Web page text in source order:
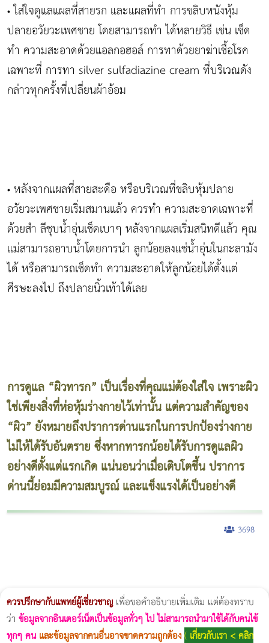
•ใส่ใจดูแลแผลที่สายรก และแผลที่ทำ การขลิบหนังหุ้ม
ปลายอวัยวะเพศชาย โดยสามารถทำ ได้หลายวิธี เช่น เช็ด
ทำ ความสะอาดด้วยแอลกอฮอล์ การทาด้วยยาฆ่าเชื้อโรค
เฉพาะที่ การทา silver sulfadiazine cream ที่บริเวณดัง
กล่าวทุกครั้งที่เปลี่ยนผ้าอ้อม
• หลังจากแผลที่สายสะดือ หรือบริเวณที่ขลิบหุ้มปลาย
อวัยวะเพศชายเริ่มสมานแล้ว ควรทำ ความสะอาดเฉพาะที่
ด้วยสำ ลีชุบน้ำอุ่นเช็ดเบาๆ หลังจากแผลเริ่มสนิทดีแล้ว คุณ
แม่สามารถอาบน้ำโดยการนำ ลูกน้อยลงแช่น้ำอุ่นในกะลามัง
ได้ หรือสามารถเช็ดทำ ความสะอาดให้ลูกน้อยได้ตั้งแต่
ศีรษะลงไป ถึงปลายนิ้วเท้าได้เลย
การดูแล “ผิวทารก” เป็นเรื่องที่คุณแม่ต้องใส่ใจ เพราะผิว
ใช่เพียงสิ่งที่ห่อหุ้มร่างกายไว้เท่านั้น แต่ความสำคัญของ
“ผิว” ยังหมายถึงปราการด่านแรกในการปกป้องร่างกาย
ไม่ให้ได้รับอันตราย ซึ่งหากทารกน้อยได้รับการดูแลผิว
อย่างดีตั้งแต่แรกเกิด แน่นอนว่าเมื่อเติบโตขึ้น ปราการ
ด่านนี้ย่อมมีความสมบูรณ์ และแข็งแรงได้เป็นอย่างดี
3698
ควรปรึกษากับแพทย์ผู้เชี่ยวชาญเพื่อขอคำอธิบายเพิ่มเติม แต่ต้องทราบ
ว่า ข้อมูลจากอินเตอร์เน็ตเป็นข้อมูลทั่วๆ ไป ไม่สามารถนำมาใช้ได้กับคนไข้
ทุกๆ คน และข้อมูลจากคนอื่นอาจขาดความถูกต้อง( เกี่ยวกับเรา < คลิก